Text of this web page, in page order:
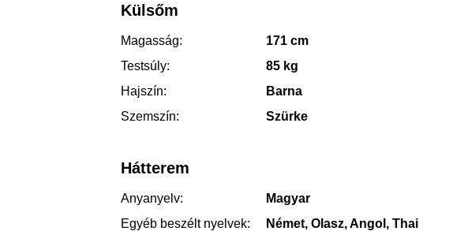
Külsőm
Magasság:
171 cm
Testsúly:
85 kg
Hajszín:
Barna
Szemszín:
Szürke
Hátterem
Anyanyelv:
Magyar
Egyéb beszélt nyelvek:
Német, Olasz, Angol, Thai